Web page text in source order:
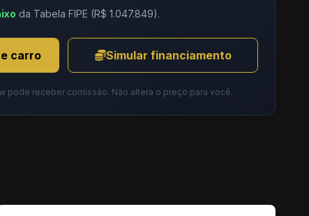
da Tabela FIPE (R$ 1.047.849).
carro Simular financiamento
pode receber comissão. Não altera o preço para você.